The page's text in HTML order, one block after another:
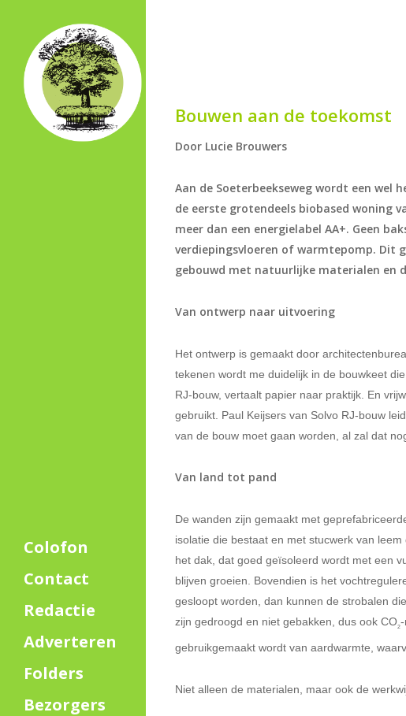
content
Colofon
Contact
Redactie
Adverteren
Folders
Bezorgers
Bouwen aan de toekomst
Door Lucie Brouwers
Aan de Soeterbeekseweg wordt een wel
de eerste grotendeels biobased woning
meer dan een energielabel AA+. Geen
verdiepingsvloeren of warmtepomp. Dit
gebouwd met natuurlijke materialen en
Van ontwerp naar uitvoering
Het ontwerp is gemaakt door
tekenen wordt me duidelijk in de bouwkeet
RJ-bouw, vertaalt papier naar praktijk. En
gebruikt. Paul Keijsers van Solvo RJ-bouw
van de bouw moet gaan worden, al zal dat
Van land tot pand
De wanden zijn gemaakt met
isolatie die bestaat en met stucwerk van
het dak, dat goed geïsoleerd wordt met een
blijven groeien. Bovendien is het
gesloopt worden, dan kunnen de strobalen
zijn gedroogd en niet gebakken, dus ook CO2
gebruikgemaakt wordt van aardwarmte,
Niet alleen de materialen, maar ook de